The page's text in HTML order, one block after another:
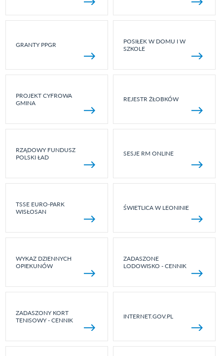
GRANTY PPGR
POSIŁEK W DOMU I W
SZKOLE
PROJEKT CYFROWA
GMINA
REJESTR ŻŁOBKÓW
RZĄDOWY FUNDUSZ
POLSKI ŁAD
SESJE RM ONLINE
TSSE EURO-PARK
WISŁOSAN
ŚWIETLICA W LEONINIE
WYKAZ DZIENNYCH
OPIEKUNÓW
ZADASZONE
LODOWISKO - CENNIK
ZADASZONY KORT
TENISOWY - CENNIK
INTERNET.GOV.PL